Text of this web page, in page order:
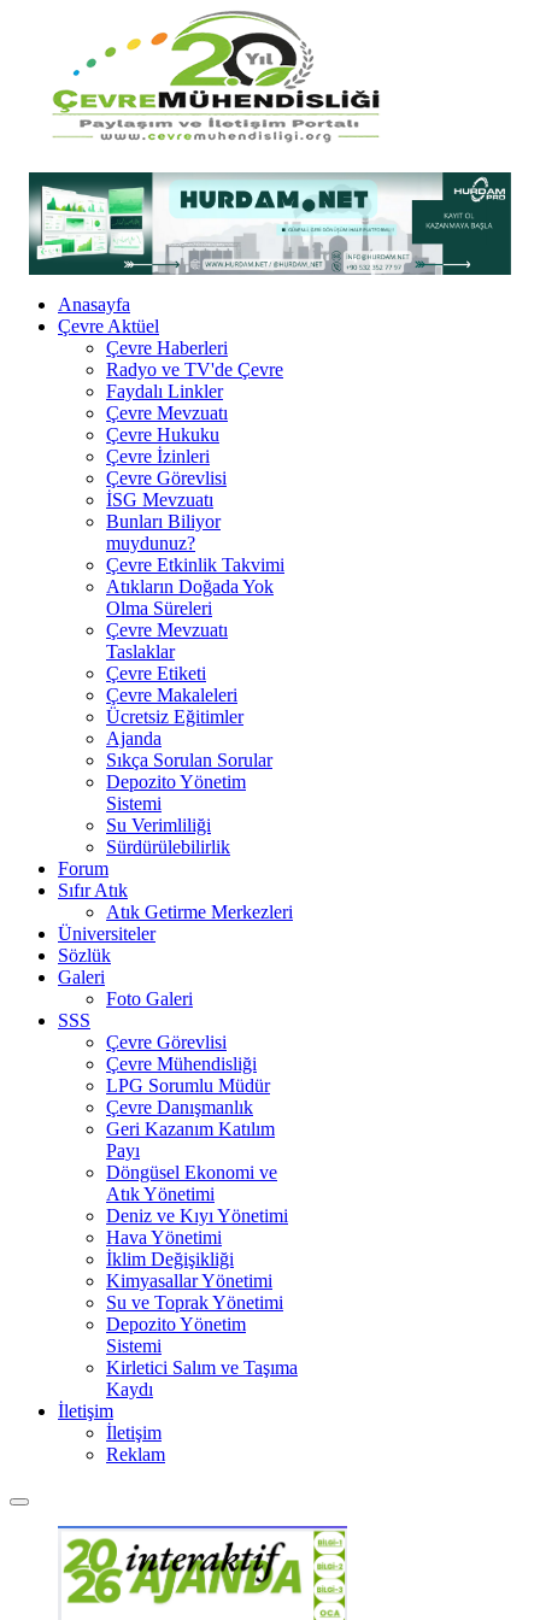
Anasayfa
Çevre Aktüel
Çevre Haberleri
Radyo ve TV'de Çevre
Faydalı Linkler
Çevre Mevzuatı
Çevre Hukuku
Çevre İzinleri
Çevre Görevlisi
İSG Mevzuatı
Bunları Biliyor
muydunuz?
Çevre Etkinlik Takvimi
Atıkların Doğada Yok
Olma Süreleri
Çevre Mevzuatı
Taslaklar
Çevre Etiketi
Çevre Makaleleri
Ücretsiz Eğitimler
Ajanda
Sıkça Sorulan Sorular
Depozito Yönetim
Sistemi
Su Verimliliği
Sürdürülebilirlik
Forum
Sıfır Atık
Atık Getirme Merkezleri
Üniversiteler
Sözlük
Galeri
Foto Galeri
SSS
Çevre Görevlisi
Çevre Mühendisliği
LPG Sorumlu Müdür
Çevre Danışmanlık
Geri Kazanım Katılım
Payı
Döngüsel Ekonomi ve
Atık Yönetimi
Deniz ve Kıyı Yönetimi
Hava Yönetimi
İklim Değişikliği
Kimyasallar Yönetimi
Su ve Toprak Yönetimi
Depozito Yönetim
Sistemi
Kirletici Salım ve Taşıma
Kaydı
İletişim
İletişim
Reklam